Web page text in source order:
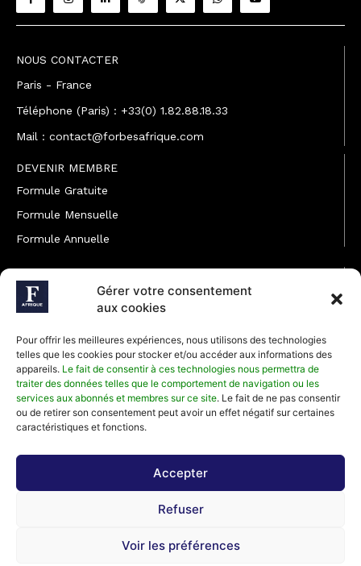
Gérer votre consentement
aux cookies
Pour offrir les meilleures expériences, nous utilisons des technologies
telles que les cookies pour stocker et/ou accéder aux informations des
appareils. Le fait de consentir à ces technologies nous permettra de
traiter des données telles que le comportement de navigation ou les
services aux abonnés et membres sur ce site. Le fait de ne pas consentir
ou de retirer son consentement peut avoir un effet négatif sur certaines
caractéristiques et fonctions.
Accepter
Refuser
Voir les préférences
NOUS CONTACTER
Paris - France
Téléphone (Paris) : +33(0) 1.82.88.18.33
Mail : contact@forbesafrique.com
DEVENIR MEMBRE
Formule Gratuite
Formule Mensuelle
Formule Annuelle
JOINDRE L'ÉQUIPE
Rédaction
Développement commercial
Communiquer avec Forbes Afrique
Média Kit 2026
Abonnez-vous à la newsletter de Forbes Afrique et recevez
régulièrement nos meilleurs articles